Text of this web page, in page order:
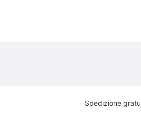
Spedizione